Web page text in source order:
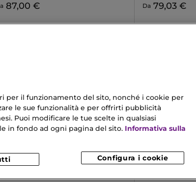
87,00 € Da 79,03 €
ARMANI
WAY
De Parfum
VALENTINO
Eau De Parfum
per il funzionamento del sito, nonché i cookie per
le sue funzionalità e per offrirti pubblicità
Puoi modificare le tue scelte in qualsiasi
in fondo ad ogni pagina del sito. Informativa sulla
Configura i cookie